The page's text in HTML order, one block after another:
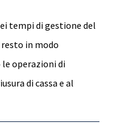
tempi di gestione del
in modo
operazioni di
di cassa e al